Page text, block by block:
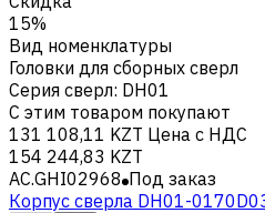
15%
Вид номенклатуры
Головки для сборных сверл
Серия сверл: DH01
С этим товаром покупают
131 108,11 KZT Цена с НДС
154 244,83 KZT
AC.GHI02968 Под заказ
Корпус сверла DH01-